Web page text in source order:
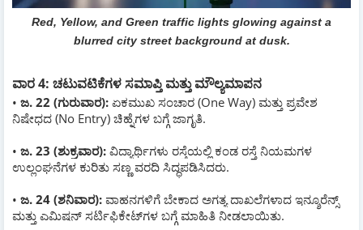
Red, Yellow, and Green traffic lights glowing against a
blurred city street background at dusk.
ವಾರ 4: ಚಟುವಟಿಕೆಗಳ ಸಮಾಪ್ತಿ ಮತ್ತು ಮೌಲ್ಯಮಾಪನ
• ಜ. 22 (ಗುರುವಾರ): ಏಕಮುಖ ಸಂಚಾರ (One Way) ಮತ್ತು ಪ್ರವೇಶ
ನಿಷೇಧದ (No Entry) ಚಿಹ್ನೆಗಳ ಬಗ್ಗೆ ಜಾಗೃತಿ.
• ಜ. 23 (ಶುಕ್ರವಾರ): ವಿದ್ಯಾರ್ಥಿಗಳು ರಸ್ತೆಯಲ್ಲಿ ಕಂಡ ರಸ್ತೆ ನಿಯಮಗಳ
ಉಲ್ಲಂಘನೆಗಳ ಕುರಿತು ಸಣ್ಣ ವರದಿ ಸಿದ್ಧಪಡಿಸಿದರು.
• ಜ. 24 (ಶನಿವಾರ): ವಾಹನಗಳಿಗೆ ಬೇಕಾದ ಅಗತ್ಯ ದಾಖಲೆಗಳಾದ ಇನ್ಶೂರೆನ್ಸ್
ಮತ್ತು ಎಮಿಷನ್ ಸರ್ಟಿಫಿಕೇಟ್‌ಗಳ ಬಗ್ಗೆ ಮಾಹಿತಿ ನೀಡಲಾಯಿತು.